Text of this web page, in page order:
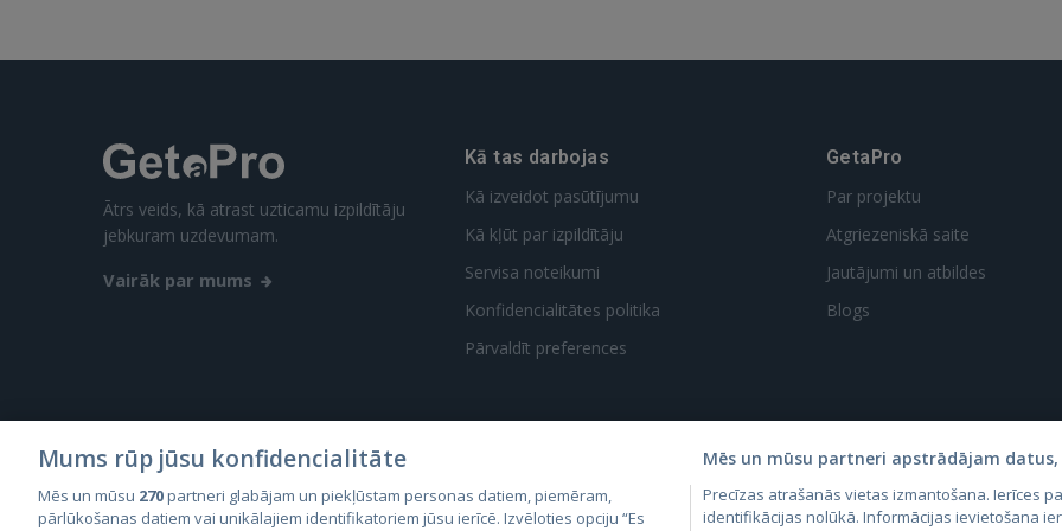
Ātrs veids, kā atrast uzticamu izpildītāju
jebkuram uzdevumam.
Vairāk par mums
Kā tas darbojas
Kā izveidot pasūtījumu
Kā kļūt par izpildītāju
Servisa noteikumi
Konfidencialitātes politika
Pārvaldīt preferences
GetaPro
Par projektu
Atgriezeniskā saite
Jautājumi un atbildes
Blogs
City24.lv
GetaPro.lv
Skelbiu.lt
Aruodas.lt
Mums rūp jūsu konfidencialitāte
Mēs un mūsu 270partneri glabājam un piekļūstam personas datiem, piemēram,
pārlūkošanas datiem vai unikālajiem identifikatoriem jūsu ierīcē. Izvēloties opciju “Es
Mēs un mūsu partneri apstrādājam
Precīzas atrašanās vietas izmantošana. Ierīces
identifikācijas nolūkā. Informācijas ievietošana